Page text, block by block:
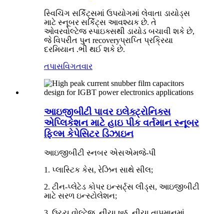
સ્વિચિંગ સર્કિટ્સમાં ઉપયોગમાં લેવાતા ડાયોડ્સ
માટે સ્નૂબર સર્કિટ્સ આવશ્યક છે. તે
ઓવરવોલ્ટેજ સ્પાઇક્સથી ડાયોડ બચાવી શકે છે,
જે વિપરીત પુન recoveryપ્રાપ્તિ પ્રક્રિયા
દરમિયાન .ભી થઈ શકે છે.
તપાસવિગતવાર
આઇજીબીટી પાવર ઇલેક્ટ્રોનિક્સ
એપ્લિકેશન માટે હાઇ પીક વર્તમાન સ્નૂબર
ફિલ્મ કેપેસિટર ડિઝાઇન
આઇજીબીટી સ્નબર એસએમજે-પી
1. પ્લાસ્ટિક કેસ, રેઝિન સાથે સીલ;
2. ટીન-પ્લેટેડ કોપર ઇન્સર્ટ્સ લીડ્સ, આઇજીબીટી
માટે સરળ ઇન્સ્ટોલેશન;